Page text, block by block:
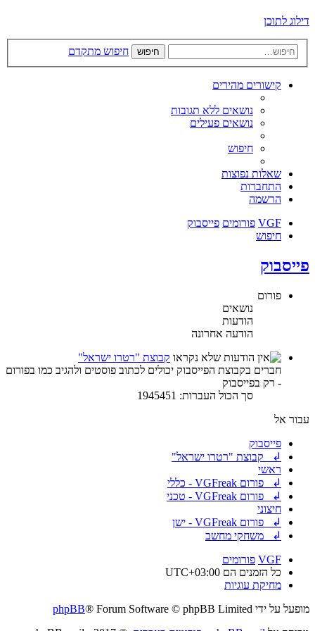
דילוג לתוכן
חיפוש חיפוש מתקדם
קישורים מהירים
נושאים ללא תגובות
נושאים פעילים
חיפוש
שאלות נפוצות
התחברות
הרשמה
VGF פורומים פייסבוק
חיפוש
פייסבוק
פורום
נושאים
הודעות
הודעה אחרונה
קבוצת "רטרו ישראל"
חברים בקבוצת הפייסבוק יכולים לכתוב פוסטים ולהגיב כמו בפורום
- רק בפייסבוק
סך הכול העברות: 1945451
עבור אל
פייסבוק
↲ קבוצת "רטרו ישראל"
ראשי
↲ פורום VGFreak - כללי
↲ פורום VGFreak - טכני
חיצוני
↲ פורום VGFreak - ישן
↲ משחקי מחשב
VGF פורומים
כל הזמנים הם UTC+03:00
מחיקת עוגיות
מופעל על ידי
phpBB® Forum Software © phpBB Limited